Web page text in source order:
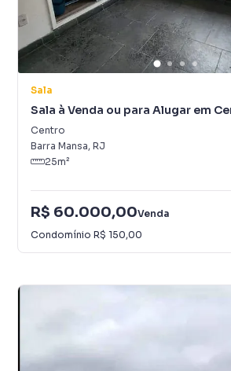
Sala
Sala à Venda ou para Alugar em
Centro
Barra Mansa, RJ
25m²
R$ 60.000,00Venda
Condomínio R$ 150,00